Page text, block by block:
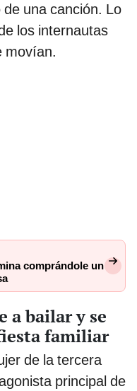
una canción. Lo
los internautas
movían.
comprándole un
a bailar y se
familiar
de la tercera
principal de